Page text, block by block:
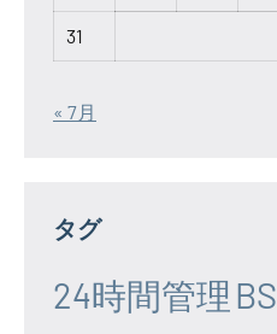
31
« 7月
タグ
24時間管理 BS